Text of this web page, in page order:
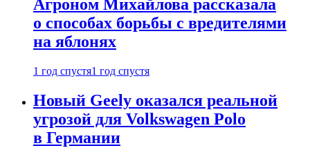
Агроном Михайлова рассказала
о способах борьбы с вредителями
на яблонях
1 год спустя1 год спустя
Новый Geely оказался реальной
угрозой для Volkswagen Polo
в Германии